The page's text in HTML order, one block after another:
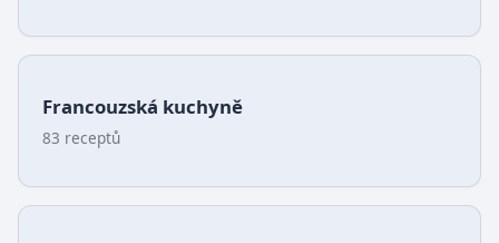
Francouzská kuchyně
83 receptů